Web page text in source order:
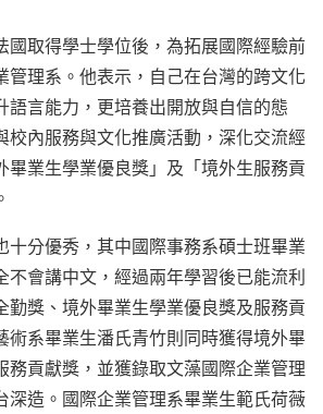
國取得學士學位後，為拓展國際經驗前
管理系。他表示，自己在台灣的跨文化
語言能力，更培養出開放與自信的態
校內服務與文化推廣活動，深化交流經
畢業生學業優良獎」及「境外生服務貢
十分優秀，其中國際事務系碩士班畢業
不會講中文，經過兩年學習後已能流利
勤獎、境外畢業生學業優良獎及服務貢
術系畢業生潘氏青竹則同時獲得境外畢
務貢獻獎，並獲錄取文藻國際企業管理
深造。國際企業管理系畢業生範氏荷薇